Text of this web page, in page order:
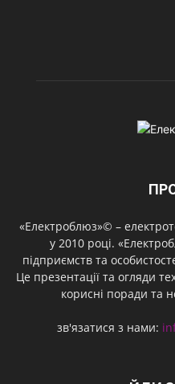
«Електроблюз»© –
у 2010 році.
підприємств та
Це презентації та огляди
корисні поради та
зв'язатися з нами: